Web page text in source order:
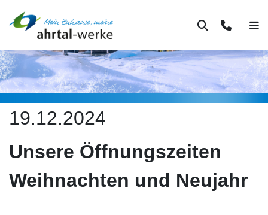
SucheKontakt
19.12.2024
Unsere Öffnungszeiten
Weihnachten und Neujahr